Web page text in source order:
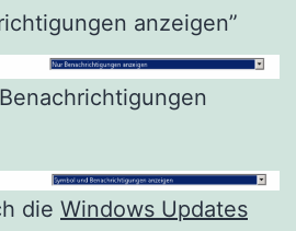
anzeigen”
die Windows Updates